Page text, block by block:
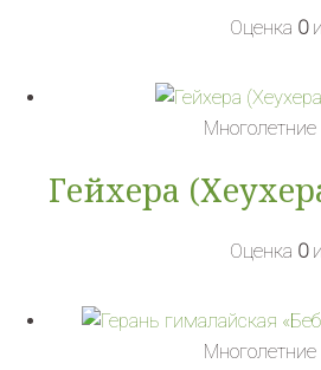
Оценка 0
Гейхера
Оценка 0